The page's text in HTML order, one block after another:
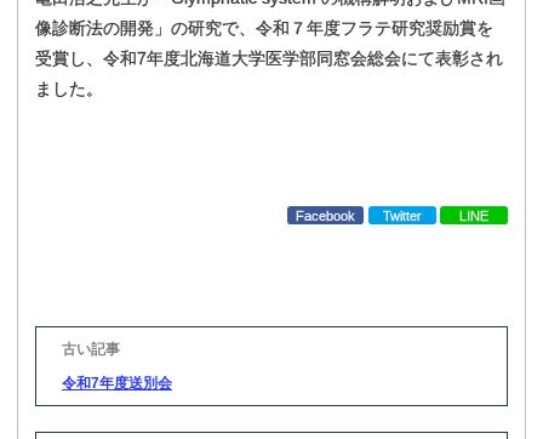
像診断法の開発」の研究で、 令和７年度フラテ研究奨励賞を
受賞し、 令和7年度北海道大学医学部同窓会総会にて表彰され
ました。
Facebook Twitter LINE
投
ゲ
令和7年度送別会